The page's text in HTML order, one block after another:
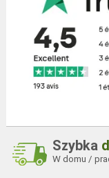
Szybka
W domu /